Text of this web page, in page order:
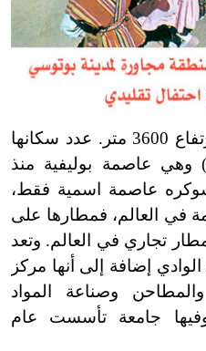
على وادي نهر لاباز، على ارتفاع 3600 متر. عدد سكانها
1200000نسمة (عام 1997) وهي عاصمة بوليفية منذ
سوكره عاصمة اسمية فقط،
في العالم، فمطارها على
أعلى مطار تجاري في العالم. وتعد
الوادي إضافة إلى أنها مركز
وصناعة المواد
وفيها جامعة تأسست عام